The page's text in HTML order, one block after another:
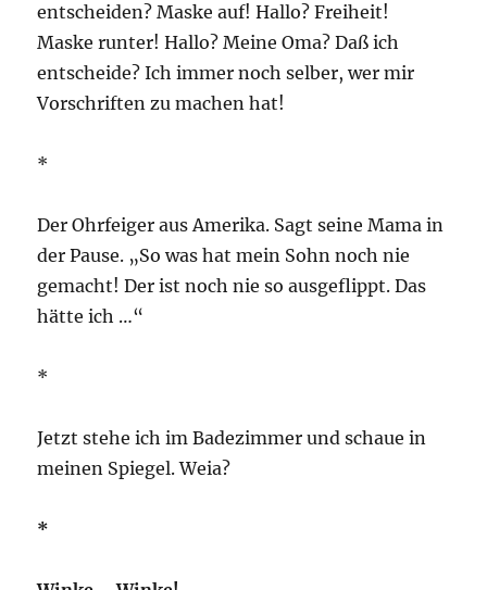
entscheiden? Maske auf! Hallo? Freiheit!
Maske runter! Hallo? Meine Oma? Daß ich
entscheide? Ich immer noch selber, wer mir
Vorschriften zu machen hat!
*
Der Ohrfeiger aus Amerika. Sagt seine Mama in
der Pause. „So was hat mein Sohn noch nie
gemacht! Der ist noch nie so ausgeflippt. Das
hätte ich …“
*
Jetzt stehe ich im Badezimmer und schaue in
meinen Spiegel. Weia?
*